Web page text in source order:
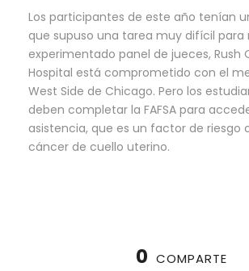
Los participantes de este año tenían
que supuso una tarea muy difícil para
experimentado panel de jueces, Rush
Hospital está comprometido con el
West Side de Chicago. Pero los
deben completar la FAFSA para
asistencia, que es un factor de riesgo
cáncer de cuello uterino.
0 COMPARTE